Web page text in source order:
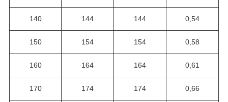
140 144 144 0,54
150 154 154 0,58
160 164 164 0,61
170 174 174 0,66